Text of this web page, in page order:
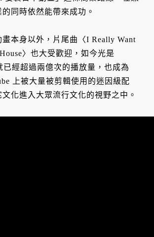
同時依然能帶來成功。
畫本身以外，片尾曲〈I Really Want
〉也大受歡迎，如今光是
已經超過兩億次的播放量，也成為
上被大量被剪輯使用的迷因級配
化進入大眾流行文化的視野之中。